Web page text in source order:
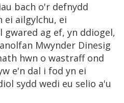
bach o'r defnydd
ei ailgylchu, ei
gwared ag ef, yn ddiogel,
Mwynder Dinesig
hwn o wastraff ond
e'n dal i fod yn ei
sydd wedi eu selio a'u